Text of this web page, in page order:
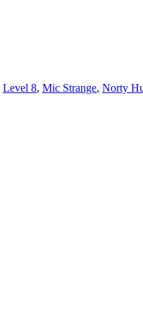
Level 8, Mic Strange, Norty